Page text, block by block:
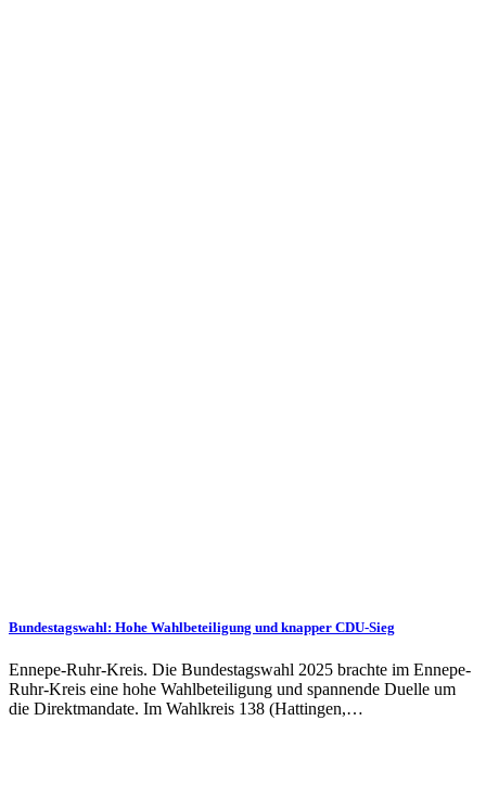
Bundestagswahl: Hohe Wahlbeteiligung und knapper CDU-Sieg
Ennepe-Ruhr-Kreis. Die Bundestagswahl 2025 brachte im Ennepe-
Ruhr-Kreis eine hohe Wahl­beteilig­ung und span­nende Duelle um
die Di­rekt­man­date. Im Wahlkreis 138 (Hat­ting­en,…